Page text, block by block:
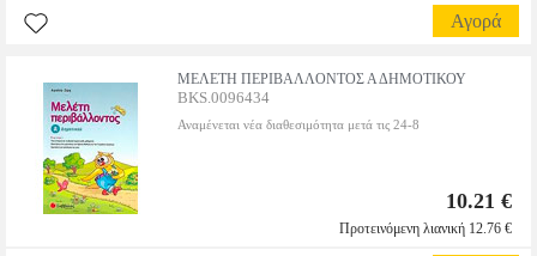
Αγορά
ΜΕΛΕΤΗ ΠΕΡΙΒΑΛΛΟΝΤΟΣ Α ΔΗΜΟΤΙΚΟΥ
BKS.0096434
Αναμένεται νέα διαθεσιμότητα μετά τις 24-8
10.21 €
Προτεινόμενη λιανική 12.76 €